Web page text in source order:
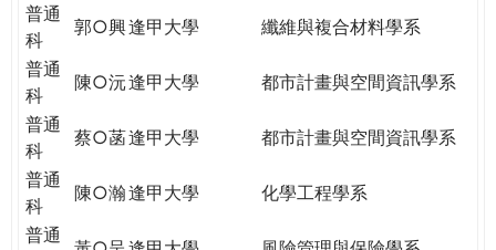
普通
科
郭○興逢甲大學
纖維與複合材料學系
普通
科
陳○沅逢甲大學
都市計畫與空間資訊學系
普通
科
蔡○菡逢甲大學
都市計畫與空間資訊學系
普通
科
陳○瀚逢甲大學
化學工程學系
普通